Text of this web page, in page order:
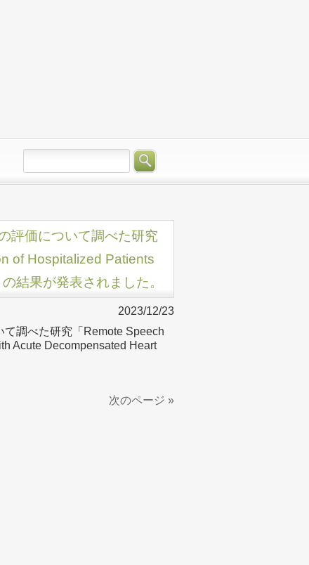
評価について調べた研究
of Hospitalized Patients
結果が発表されました。
2023/12/23
調べた研究「Remote Speech
Acute Decompensated Heart
次のページ »